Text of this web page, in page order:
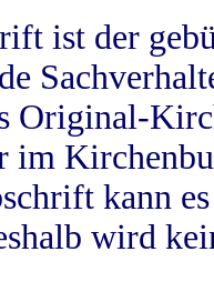
ist der
Original-
im
kann
wird